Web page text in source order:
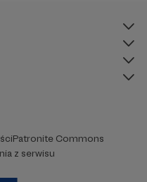
Patronite Commons
z serwisu